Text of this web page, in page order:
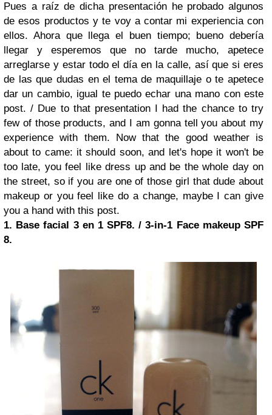
Pues a raíz de dicha presentación he probado algunos
de esos productos y te voy a contar mi experiencia con
ellos. Ahora que llega el buen tiempo; bueno debería
llegar y esperemos que no tarde mucho, apetece
arreglarse y estar todo el día en la calle, así que si eres
de las que dudas en el tema de maquillaje o te apetece
dar un cambio, igual te puedo echar una mano con este
post. / Due to that presentation I had the chance to try
few of those products, and I am gonna tell you about my
experience with them. Now that the good weather is
about to came: it should soon, and let's hope it won't be
too late, you feel like dress up and be the whole day on
the street, so if you are one of those girl that dude about
makeup or you feel like do a change, maybe I can give
you a hand with this post.
1. Base facial 3 en 1 SPF8. / 3-in-1 Face makeup SPF
8.